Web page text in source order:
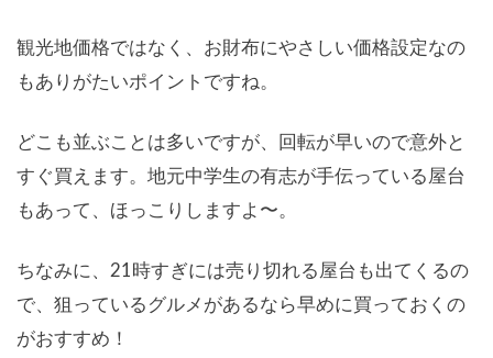
観光地価格ではなく、お財布にやさしい価格設定なの
もありがたいポイントですね。
どこも並ぶことは多いですが、回転が早いので意外と
すぐ買えます。地元中学生の有志が手伝っている屋台
もあって、ほっこりしますよ〜。
ちなみに、21時すぎには売り切れる屋台も出てくるの
で、狙っているグルメがあるなら早めに買っておくの
がおすすめ！